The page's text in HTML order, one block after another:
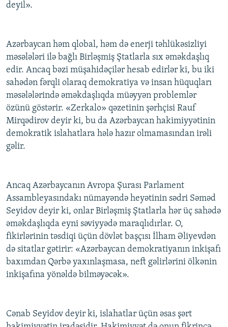
deyil».
Azərbaycan həm qlobal, həm də enerji təhlükəsizliyi
məsələləri ilə bağlı Birləşmiş Ştatlarla sıx əməkdaşlıq
edir. Ancaq bəzi müşahidəçilər hesab edirlər ki, bu iki
sahədən fərqli olaraq demokratiya və insan hüquqları
məsələlərində əməkdaşlıqda müəyyən problemlər
özünü göstərir. «Zerkalo» qəzetinin şərhçisi Rauf
Mirqədirov deyir ki, bu da Azərbaycan hakimiyyətinin
demokratik islahatlara hələ hazır olmamasından irəli
gəlir.
Ancaq Azərbaycanın Avropa Şurası Parlament
Assambleyasındakı nümayəndə heyətinin sədri Səməd
Seyidov deyir ki, onlar Birləşmiş Ştatlarla hər üç sahədə
əməkdaşlıqda eyni səviyyədə maraqlıdırlar. O,
fikirlərinin təsdiqi üçün dövlət başçısı İlham Əliyevdən
də sitatlar gətirir: «Azərbaycan demokratiyanın inkişafı
baxımdan Qərbə yaxınlaşmasa, neft gəlirlərini ölkənin
inkişafına yönəldə bilməyəcək».
Cənab Seyidov deyir ki, islahatlar üçün əsas şərt